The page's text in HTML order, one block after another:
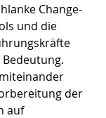
Change-
und die
der
auf